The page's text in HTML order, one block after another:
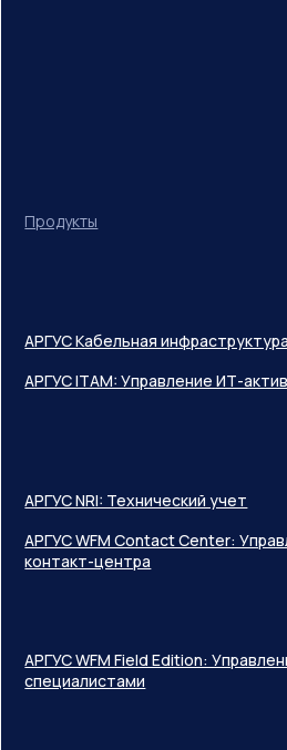
Продукты
АРГУС WFM Field Edition:
специалистами
АРГУС NRI: Технический учет
АРГУС WFM Contact Center:
контакт-центра
АРГУС Кабельная инфраструктура
АРГУС ITAM: Управление ИТ-